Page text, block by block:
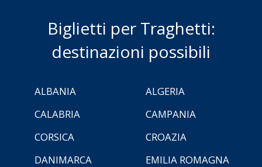
Biglietti per Traghetti:
destinazioni possibili
ALBANIA
ALGERIA
CALABRIA
CAMPANIA
CORSICA
CROAZIA
DANIMARCA
EMILIA ROMAGNA